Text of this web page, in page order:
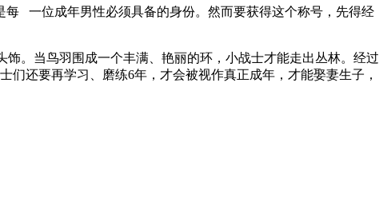
每 一位成年男性必须具备的身份。然而要获得这个称号，先得经
。当鸟羽围成一个丰满、艳丽的环，小战士才能走出丛林。经过
们还要再学习、磨练6年，才会被视作真正成年，才能娶妻生子，